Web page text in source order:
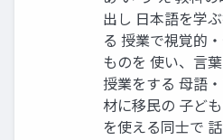
出し 日本語を学
る 授業で視覚的
ものを 使い、言
授業をする 母語
材に移民の 子ど
を使える同士で